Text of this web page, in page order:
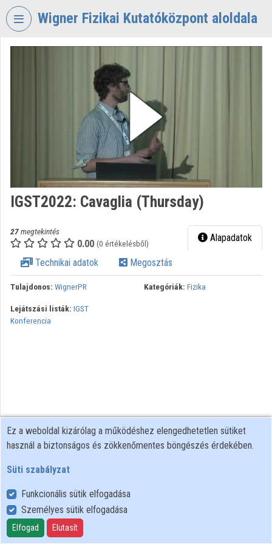
Fejléc kihagyása
Wigner Fizikai Kutatóközpont aloldala
Intézményi kezdőlap
Intézményi listák
Intézmények
IGST2022: Cavaglia (Thursday)
27megtekintés
0.00 (0 értékelésből) Alapadatok
Technikai adatok Megosztás
Tulajdonos: WignerPR Kategóriák: Fizika
Lejátszási listák: IGST
Konferencia
Felhasználói szabályzat
Adatkezelési tájékoztató
Süti szabályzat
Ez a weboldal kizárólag a működéshez elengedhetetlen sütiket
használ a biztonságos és zökkenőmentes böngészés érdekében.
Süti szabályzat
Funkcionális sütik elfogadása
Személyes sütik elfogadása
Elfogad Elutasít